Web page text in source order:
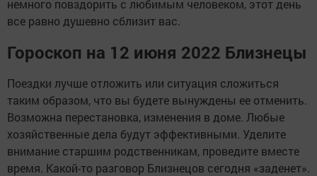
немного повздорить с любимым человеком, этот день
все равно душевно сблизит вас.
Гороскоп на 12 июня 2022 Близнецы
Поездки лучше отложить или ситуация сложиться
таким образом, что вы будете вынуждены ее отменить.
Возможна перестановка, изменения в доме. Любые
хозяйственные дела будут эффективными. Уделите
внимание старшим родственникам, проведите вместе
время. Какой-то разговор Близнецов сегодня «заденет».